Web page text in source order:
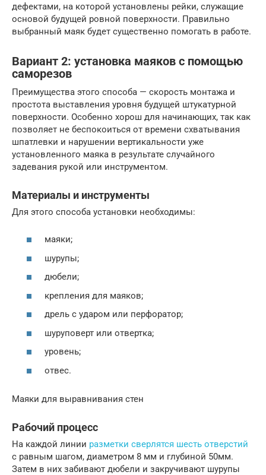
дефектами, на которой установлены рейки, служащие
основой будущей ровной поверхности. Правильно
выбранный маяк будет существенно помогать в работе.
Вариант 2: установка маяков с помощью
саморезов
Преимущества этого способа — скорость монтажа и
простота выставления уровня будущей штукатурной
поверхности. Особенно хорош для начинающих, так как
позволяет не беспокоиться от времени схватывания
шпатлевки и нарушении вертикальности уже
установленного маяка в результате случайного
задевания рукой или инструментом.
Материалы и инструменты
Для этого способа установки необходимы:
маяки;
шурупы;
дюбели;
крепления для маяков;
дрель с ударом или перфоратор;
шуруповерт или отвертка;
уровень;
отвес.
Маяки для выравнивания стен
Рабочий процесс
На каждой линии разметки сверлятся шесть отверстий
с равным шагом, диаметром 8 мм и глубиной 50мм.
Затем в них забивают дюбели и закручивают шурупы